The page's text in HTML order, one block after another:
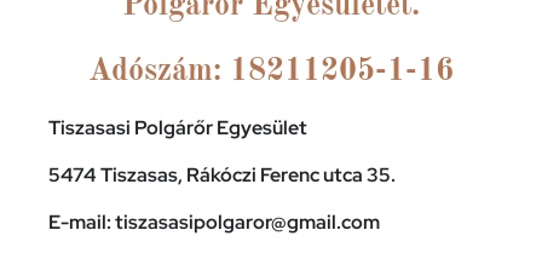
Adószám: 18211205-1-16
Tiszasasi Polgárőr Egyesület
5474 Tiszasas, Rákóczi Ferenc utca 35.
E-mail: tiszasasipolgaror@gmail.com